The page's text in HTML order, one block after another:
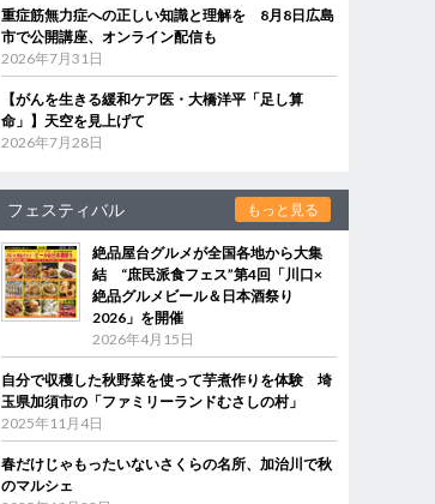
重症筋無力症への正しい知識と理解を 8月8日広島
市で公開講座、オンライン配信も
2026年7月31日
【がんを生きる緩和ケア医・大橋洋平「足し算
命」】天空を見上げて
2026年7月28日
フェスティバル もっと見る
絶品屋台グルメが全国各地から大集
結 “庶民派食フェス”第4回「川口×
絶品グルメビール＆日本酒祭り
2026」を開催
2026年4月15日
自分で収穫した秋野菜を使って芋煮作りを体験 埼
玉県加須市の「ファミリーランドむさしの村」
2025年11月4日
春だけじゃもったいないさくらの名所、加治川で秋
のマルシェ